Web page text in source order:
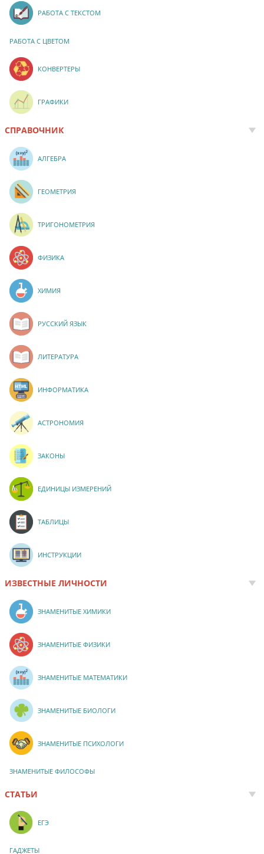
РАБОТА С ТЕКСТОМ
РАБОТА С ЦВЕТОМ
КОНВЕРТЕРЫ
ГРАФИКИ
СПРАВОЧНИК
АЛГЕБРА
ГЕОМЕТРИЯ
ТРИГОНОМЕТРИЯ
ФИЗИКА
ХИМИЯ
РУССКИЙ ЯЗЫК
ЛИТЕРАТУРА
ИНФОРМАТИКА
АСТРОНОМИЯ
ЗАКОНЫ
ЕДИНИЦЫ ИЗМЕРЕНИЙ
ТАБЛИЦЫ
ИНСТРУКЦИИ
ИЗВЕСТНЫЕ ЛИЧНОСТИ
ЗНАМЕНИТЫЕ ХИМИКИ
ЗНАМЕНИТЫЕ ФИЗИКИ
ЗНАМЕНИТЫЕ МАТЕМАТИКИ
ЗНАМЕНИТЫЕ БИОЛОГИ
ЗНАМЕНИТЫЕ ПСИХОЛОГИ
ЗНАМЕНИТЫЕ ФИЛОСОФЫ
СТАТЬИ
ЕГЭ
ГАДЖЕТЫ